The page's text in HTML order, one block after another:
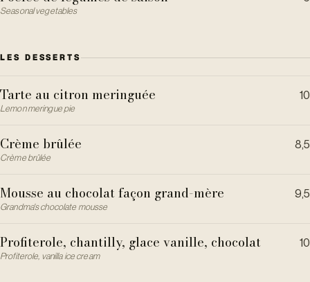
Seasonal vegetables
LES DESSERTS
Tarte au citron meringuée
Lemon meringue pie
10
Crème brûlée
Crème brûlée
8,5
Mousse au chocolat façon grand-mère
Grandma's chocolate mousse
9,5
Profiterole, chantilly, glace vanille, chocolat
Profiterole, vanilla ice cream
10